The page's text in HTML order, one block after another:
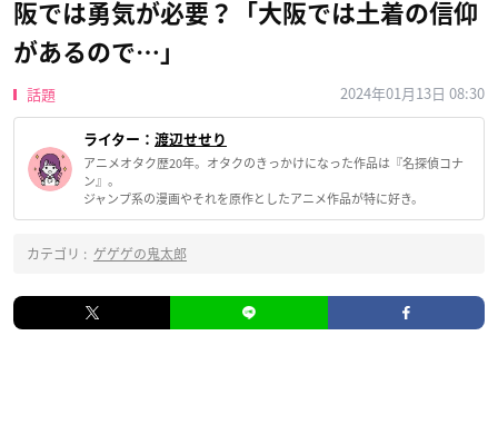
阪では勇気が必要？「大阪では土着の信仰
があるので…」
話題 2024年01月13日 08:30
ライター： 渡辺せせり
アニメオタク歴20年。オタクのきっかけになった作品は『名探偵コナ
ン』。
ジャンプ系の漫画やそれを原作としたアニメ作品が特に好き。
カテゴリ : ゲゲゲの鬼太郎